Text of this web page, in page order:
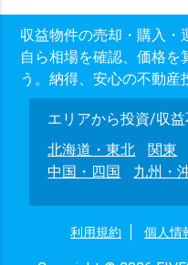
収益物件の売却・購入・
自ら相場を確認、価格を
う。納得、安心の不動産
エリアから投資/収
北海道・東北
関東
中国・四国
九州・
利用規約 個人情